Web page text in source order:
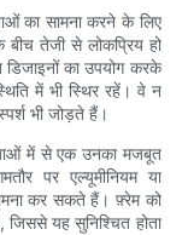
का सामना करने के लिए
बीच तेजी से लोकप्रिय हो
डिजाइनों का उपयोग करके
में भी स्थिर रहें। वे न
भी जोड़ते हैं।
में से एक उनका मजबूत
पर एल्यूमीनियम या
कर सकते हैं। फ़्रेम को
यह सुनिश्चित होता